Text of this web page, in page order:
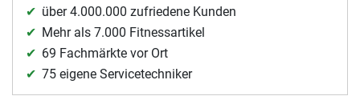
über 4.000.000 zufriedene Kunden
Mehr als 7.000 Fitnessartikel
69 Fachmärkte vor Ort
75 eigene Servicetechniker